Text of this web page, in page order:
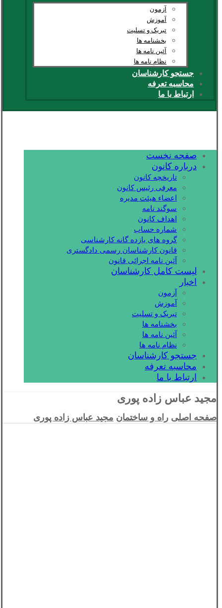
آزمون
آموزش
تبریک و تسلیت
بخشنامه ها
آئین نامه ها
نظام نامه ها
جستجو کارشناسان
محاسبه تعرفه
ارتباط با ما
صفحه نخست
درباره کانون
تاریخچه کانون
معرفی رئیس کانون
اعضاء هیئت مدیره
سوگند نامه
اهداف کانون
شماره حساب
گروه های یازده گانه کارشناسی
قانون کارشناسان رسمی دادگستری
آئین نامه اجرائی قانون
لیست کامل کارشناسان
اخبار
آزمون
آموزش
تبریک و تسلیت
بخشنامه ها
آئین نامه ها
نظام نامه ها
جستجو کارشناسان
محاسبه تعرفه
ارتباط با ما
مجید عباس زاده پوری
صفحه اصلی راه و ساختمان مجید عباس زاده پوری